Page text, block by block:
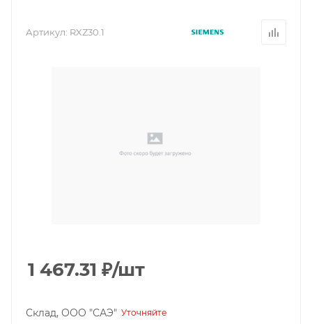
Артикул: RXZ30.1
1 467.31 ₽/шт
Склад, ООО "САЭ" Уточняйте